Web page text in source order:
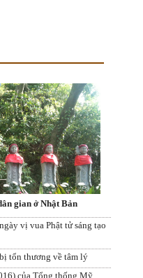
gian ở Nhật Bản
vị vua Phật tử sáng tạo
tổn thương về tâm lý
của Tổng thống Mỹ,